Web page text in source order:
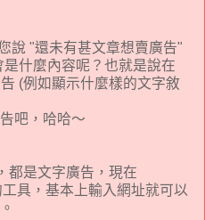
說 "還未有甚文章想賣廣告"
什麼內容呢？也就是說在
(例如顯示什麼樣的文字敘
吧，哈哈～
都是文字廣告，現在
具，基本上輸入網址就可以